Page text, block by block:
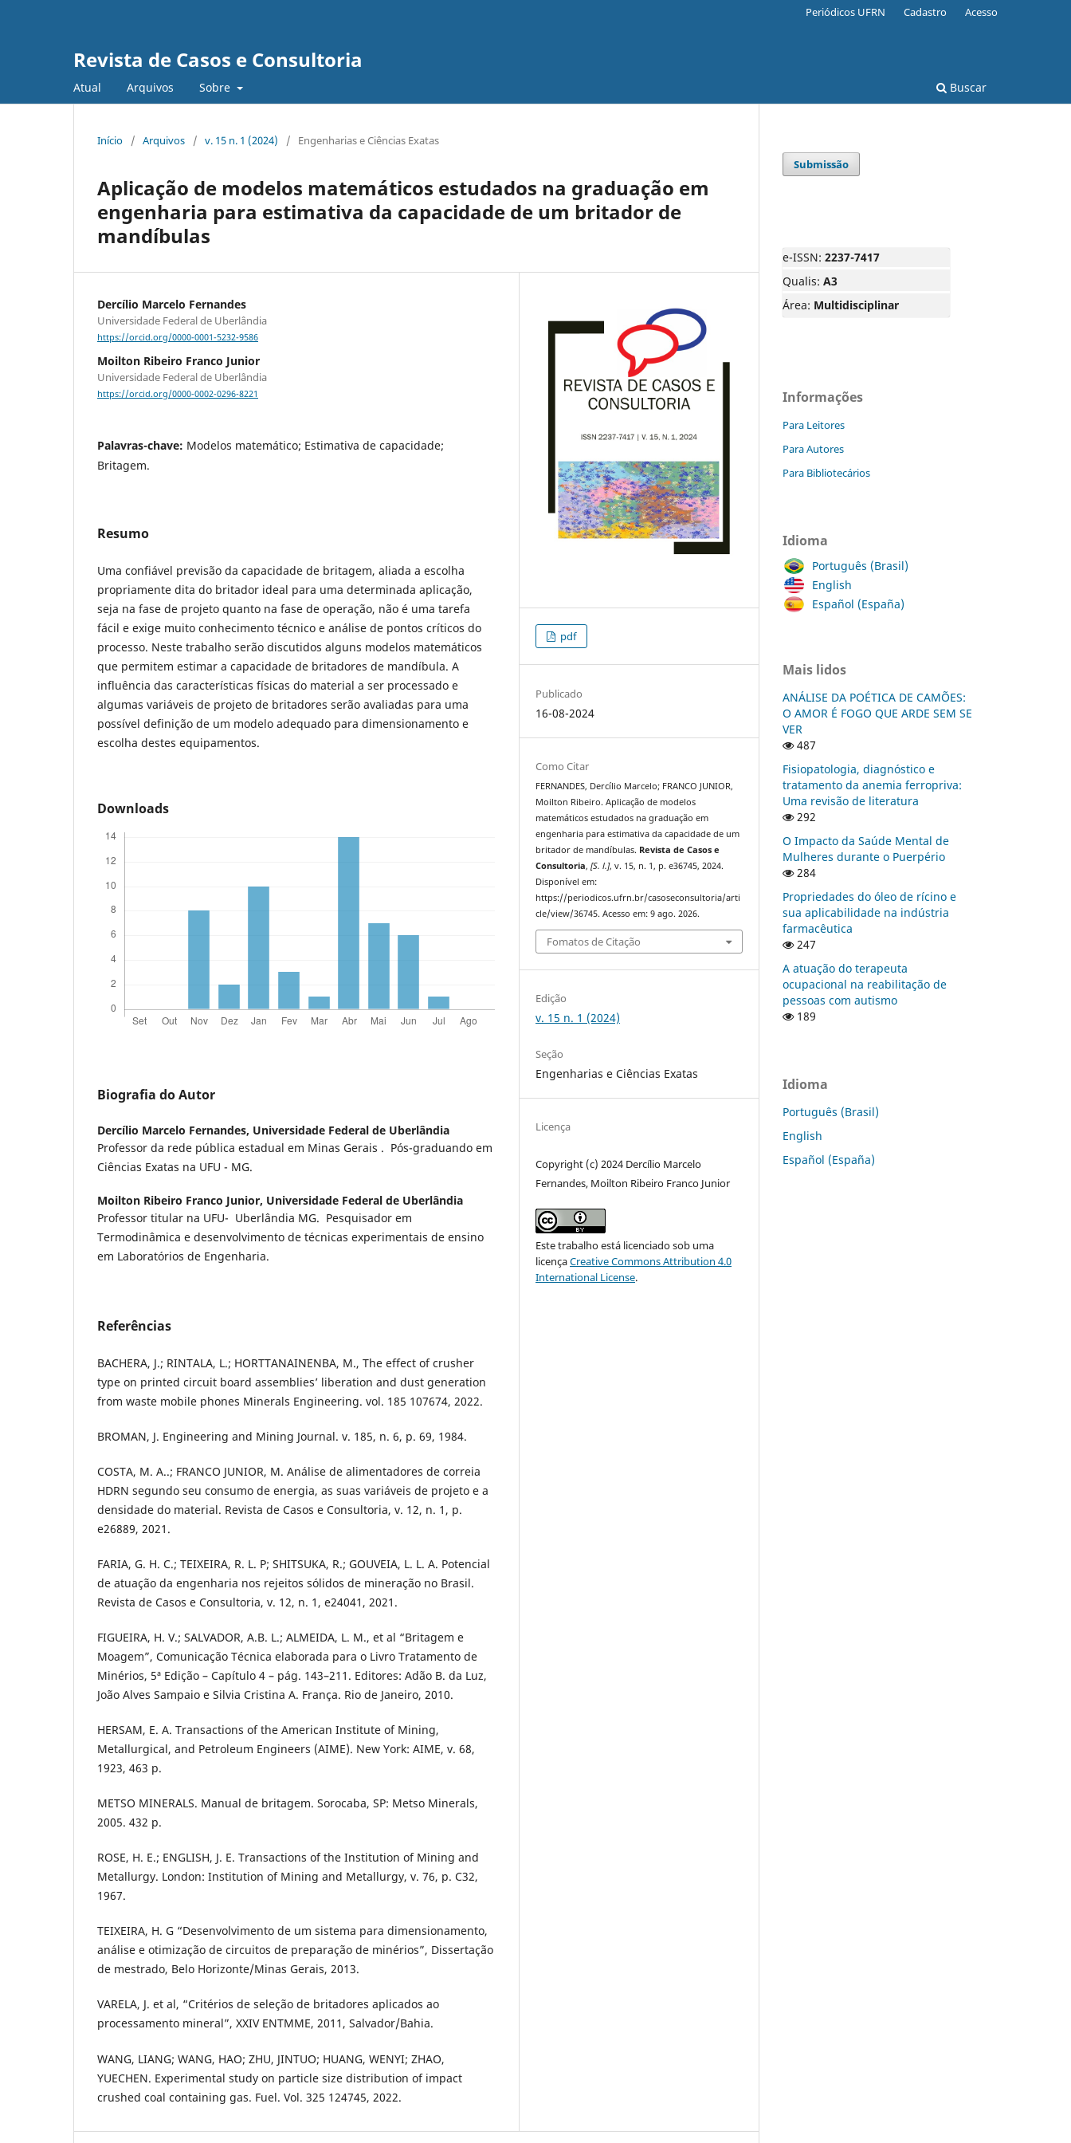
Revista de Casos e Consultoria
Atual Arquivos Sobre Buscar
Periódicos UFRN Cadastro Acesso
Início / Arquivos / v. 15 n. 1 (2024) / Engenharias e Ciências Exatas
Aplicação de modelos matemáticos estudados na graduação em
engenharia para estimativa da capacidade de um britador de
mandíbulas
Dercílio Marcelo Fernandes
Universidade Federal de Uberlândia
https://orcid.org/0000-0001-5232-9586
Moilton Ribeiro Franco Junior
Universidade Federal de Uberlândia
https://orcid.org/0000-0002-0296-8221
Palavras-chave: Modelos matemático; Estimativa de capacidade;
Britagem.
Resumo
Uma confiável previsão da capacidade de britagem, aliada a escolha
propriamente dita do britador ideal para uma determinada aplicação,
seja na fase de projeto quanto na fase de operação, não é uma tarefa
fácil e exige muito conhecimento técnico e análise de pontos críticos do
processo. Neste trabalho serão discutidos alguns modelos matemáticos
que permitem estimar a capacidade de britadores de mandíbula. A
influência das características físicas do material a ser processado e
algumas variáveis de projeto de britadores serão avaliadas para uma
possível definição de um modelo adequado para dimensionamento e
escolha destes equipamentos.
Downloads
Biografia do Autor
Dercílio Marcelo Fernandes, Universidade Federal de Uberlândia
Professor da rede pública estadual em Minas Gerais . Pós-graduando em
Ciências Exatas na UFU - MG.
Moilton Ribeiro Franco Junior, Universidade Federal de Uberlândia
Professor titular na UFU- Uberlândia MG. Pesquisador em
Termodinâmica e desenvolvimento de técnicas experimentais de ensino
em Laboratórios de Engenharia.
Referências
BACHERA, J.; RINTALA, L.; HORTTANAINENBA, M., The effect of crusher
type on printed circuit board assemblies’ liberation and dust generation
from waste mobile phones Minerals Engineering. vol. 185 107674, 2022.
BROMAN, J. Engineering and Mining Journal. v. 185, n. 6, p. 69, 1984.
COSTA, M. A..; FRANCO JUNIOR, M. Análise de alimentadores de correia
HDRN segundo seu consumo de energia, as suas variáveis de projeto e a
densidade do material. Revista de Casos e Consultoria, v. 12, n. 1, p.
e26889, 2021.
FARIA, G. H. C.; TEIXEIRA, R. L. P; SHITSUKA, R.; GOUVEIA, L. L. A. Potencial
de atuação da engenharia nos rejeitos sólidos de mineração no Brasil.
Revista de Casos e Consultoria, v. 12, n. 1, e24041, 2021.
FIGUEIRA, H. V.; SALVADOR, A.B. L.; ALMEIDA, L. M., et al “Britagem e
Moagem”, Comunicação Técnica elaborada para o Livro Tratamento de
Minérios, 5ª Edição – Capítulo 4 – pág. 143–211. Editores: Adão B. da Luz,
João Alves Sampaio e Silvia Cristina A. França. Rio de Janeiro, 2010.
HERSAM, E. A. Transactions of the American Institute of Mining,
Metallurgical, and Petroleum Engineers (AIME). New York: AIME, v. 68,
1923, 463 p.
METSO MINERALS. Manual de britagem. Sorocaba, SP: Metso Minerals,
2005. 432 p.
ROSE, H. E.; ENGLISH, J. E. Transactions of the Institution of Mining and
Metallurgy. London: Institution of Mining and Metallurgy, v. 76, p. C32,
1967.
TEIXEIRA, H. G “Desenvolvimento de um sistema para dimensionamento,
análise e otimização de circuitos de preparação de minérios”, Dissertação
de mestrado, Belo Horizonte/Minas Gerais, 2013.
VARELA, J. et al, “Critérios de seleção de britadores aplicados ao
processamento mineral”, XXIV ENTMME, 2011, Salvador/Bahia.
WANG, LIANG; WANG, HAO; ZHU, JINTUO; HUANG, WENYI; ZHAO,
YUECHEN. Experimental study on particle size distribution of impact
crushed coal containing gas. Fuel. Vol. 325 124745, 2022.
pdf
Publicado
16-08-2024
Como Citar
FERNANDES, Dercílio Marcelo; FRANCO JUNIOR,
Moilton Ribeiro. Aplicação de modelos
matemáticos estudados na graduação em
engenharia para estimativa da capacidade de um
britador de mandíbulas. Revista de Casos e
Consultoria,[S. l.], v. 15, n. 1, p. e36745, 2024.
Disponível em:
https://periodicos.ufrn.br/casoseconsultoria/arti
cle/view/36745. Acesso em: 9 ago. 2026.
Fomatos de Citação
Edição
v. 15 n. 1 (2024)
Seção
Engenharias e Ciências Exatas
Licença
Copyright (c) 2024 Dercílio Marcelo
Fernandes, Moilton Ribeiro Franco Junior
Este trabalho está licenciado sob uma
licençaCreative Commons Attribution 4.0
International License.
Submissão
e-ISSN: 2237-7417
Qualis: A3
Área: Multidisciplinar
Informações
Para Leitores
Para Autores
Para Bibliotecários
Idioma
Português (Brasil)
English
Español (España)
Mais lidos
ANÁLISE DA POÉTICA DE CAMÕES:
O AMOR É FOGO QUE ARDE SEM SE
VER
487
Fisiopatologia, diagnóstico e
tratamento da anemia ferropriva:
Uma revisão de literatura
292
O Impacto da Saúde Mental de
Mulheres durante o Puerpério
284
Propriedades do óleo de rícino e
sua aplicabilidade na indústria
farmacêutica
247
A atuação do terapeuta
ocupacional na reabilitação de
pessoas com autismo
189
Idioma
Português (Brasil)
English
Español (España)